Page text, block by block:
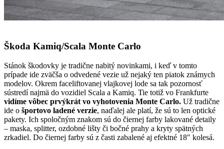
Škoda Kamiq/Scala Monte Carlo
Stánok škodovky je tradične nabitý novinkami, i keď v tomto
prípade ide zväčša o odvedené vezie už nejaký ten piatok známych
modelov. Okrem faceliftovanej vlajkovej lode sa tak pozornosť
sústredí najmä do vozidiel Scala a Kamiq. Tie totiž vo Frankfurte
vidíme vôbec prvýkrát vo vyhotovenia Monte Carlo. Už tradične
ide o športovo ladené verzie, naďalej ale platí, že sú to len optické
pakety. Ich spoločným znakom sú do čiernej farby lakované detaily
– maska, splitter, ozdobné lišty či bočné prahy a kryty spätných
zrkadiel. Do čiernej farby sú z časti zabalené aj efektné 18″ kolesá.